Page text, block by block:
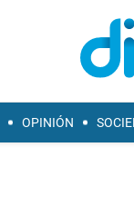
OPINIÓN